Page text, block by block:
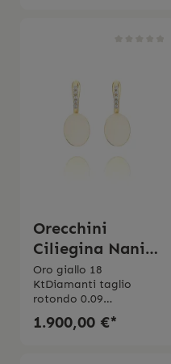
Orecchini
Ciliegina Nanis
Sway
Oro giallo 18
KtDiamanti taglio
rotondo 0.09
ct Purezza VSColore
GMade in Italy
1.900,00 €*